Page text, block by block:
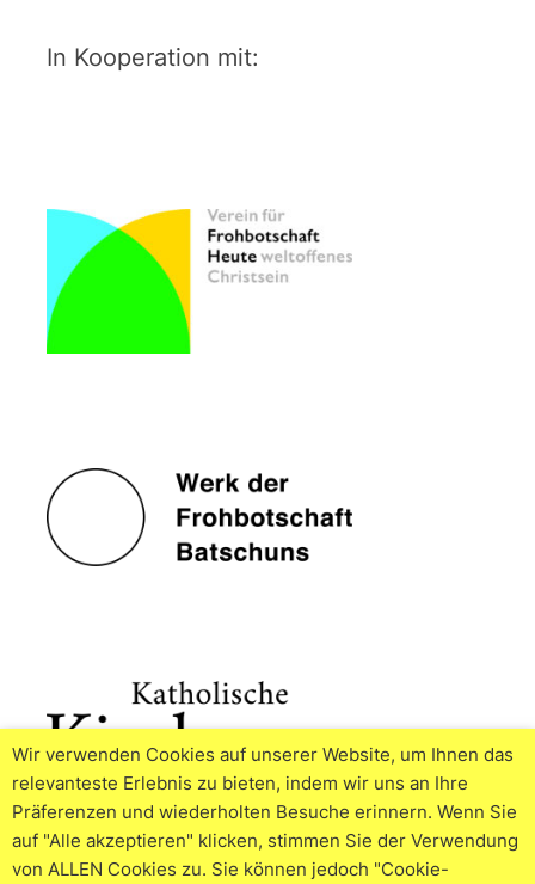
In Kooperation mit:
Wir verwenden Cookies auf unserer Website, um Ihnen das
relevanteste Erlebnis zu bieten, indem wir uns an Ihre
Präferenzen und wiederholten Besuche erinnern. Wenn Sie
auf "Alle akzeptieren" klicken, stimmen Sie der Verwendung
von ALLEN Cookies zu. Sie können jedoch "Cookie-